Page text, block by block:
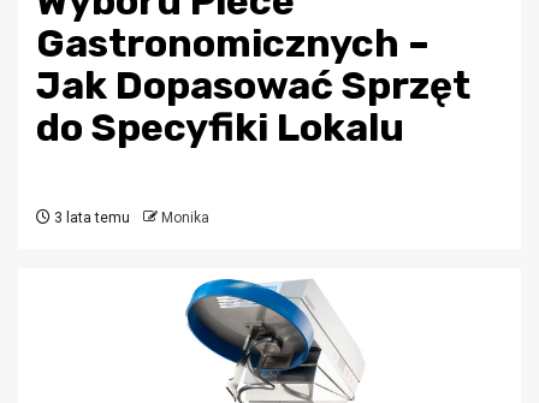
Gastronomicznych –
Jak Dopasować Sprzęt
do Specyfiki Lokalu
3 lata temu Monika